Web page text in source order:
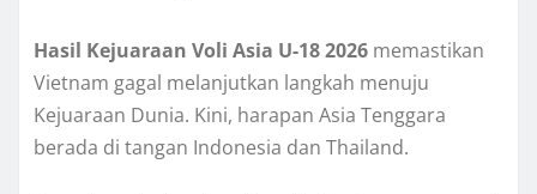
Hasil Kejuaraan Voli Asia U-18 2026 memastikan
Vietnam gagal melanjutkan langkah menuju
Kejuaraan Dunia. Kini, harapan Asia Tenggara
berada di tangan Indonesia dan Thailand.